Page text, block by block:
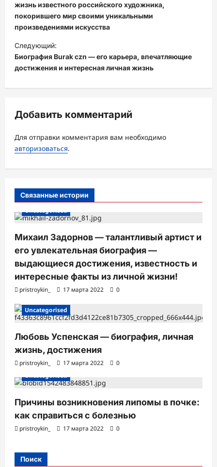
в
и
а
ц
з
п
и
с
и
жизнь известного российского художника,
покорившего мир своими уникальными
произведениями искусства
Следующий:
Биография Burak czn — его карьера, впечатляющие
достижения и интересная личная жизнь
Добавить комментарий
Для отправки комментария вам необходимо
авторизоваться.
Связанные истории
Uncategorised
Михаил Задорнов — талантливый артист и
его увлекательная биография —
выдающиеся достижения, известность и
интересные факты из личной жизни!
pristroykin_ 17 марта 2022 0
Uncategorised
Любовь Успенская — биография, личная
жизнь, достижения
pristroykin_ 17 марта 2022
0
Uncategorised
Причины возникновения липомы в почке:
как справиться с болезнью
pristroykin_ 17 марта 2022 0
Поиск